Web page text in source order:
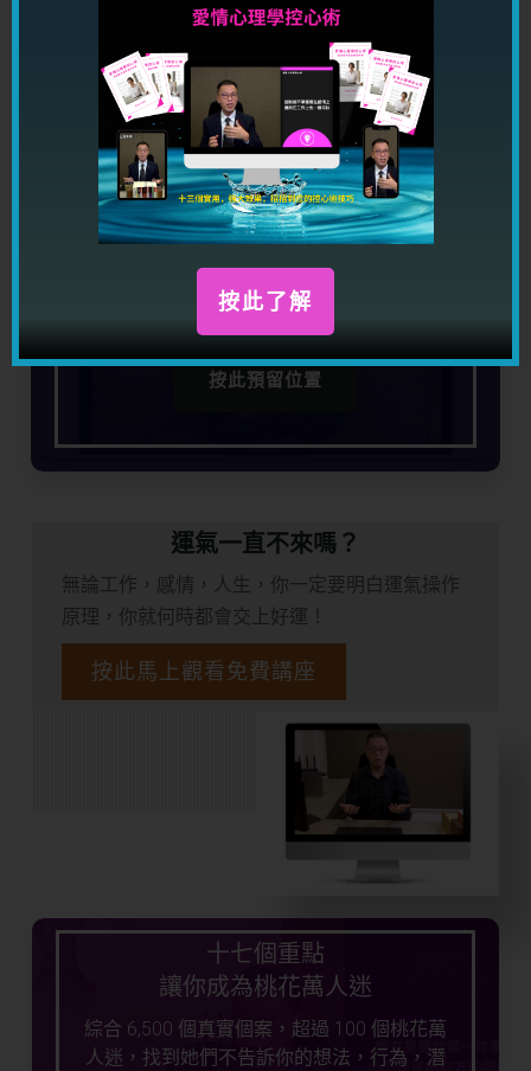
情！
按此馬上了解
是否想學習超卓溝通技巧？
50 分鐘講座讓你明白溝通技巧大忌，同時教你三招
厲害溝通招數，讓你吸金，吸人緣，吸桃花！
按此預留位置
運氣一直不來嗎？
無論工作，感情，人生，你一定要明白運氣操作
原理，你就何時都會交上好運！
按此馬上觀看免費講座
十七個重點
讓你成為桃花萬人迷
綜合 6,500 個真實個案，超過 100 個桃花萬
人迷，找到她們不告訴你的想法，行為，潛
按此了解